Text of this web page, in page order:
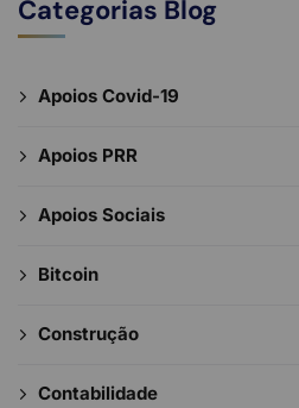
Categorias Blog
Apoios Covid-19
Apoios PRR
Apoios Sociais
Bitcoin
Construção
Contabilidade